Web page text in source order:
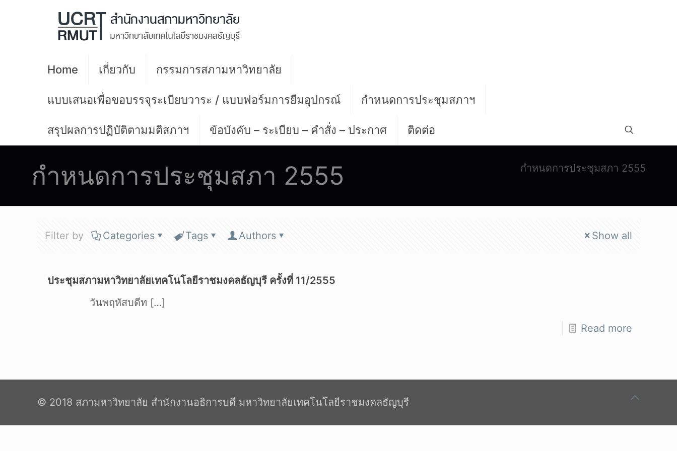
Home เกี่ยวกับ กรรมการสภามหาวิทยาลัย
แบบเสนอเพื่อขอบรรจุระเบียบวาระ / แบบฟอร์มการยืมอุปกรณ์ กำหนดการประชุมสภาฯ
สรุปผลการปฏิบัติตามมติสภาฯ ข้อบังคับ – ระเบียบ – คำสั่ง – ประกาศ ติดต่อ
กำหนดการประชุมสภา 2555 กำหนดการประชุมสภา 2555
Filter by Categories Tags Authors Show all
ประชุมสภามหาวิทยาลัยเทคโนโลยีราชมงคลธัญบุรี ครั้งที่ 11/2555
วันพฤหัสบดีท […]
Read more
© 2018 สภามหาวิทยาลัย สำนักงานอธิการบดี มหาวิทยาลัยเทคโนโลยีราชมงคลธัญบุรี